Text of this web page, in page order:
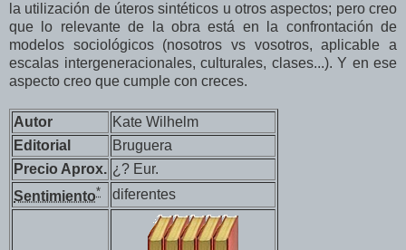
la utilización de úteros sintéticos u otros aspectos; pero creo
que lo relevante de la obra está en la confrontación de
modelos sociológicos (nosotros vs vosotros, aplicable a
escalas intergeneracionales, culturales, clases...). Y en ese
aspecto creo que cumple con creces.
Autor
Kate Wilhelm
Editorial
Bruguera
Precio Aprox. ¿? Eur.
Sentimiento* diferentes